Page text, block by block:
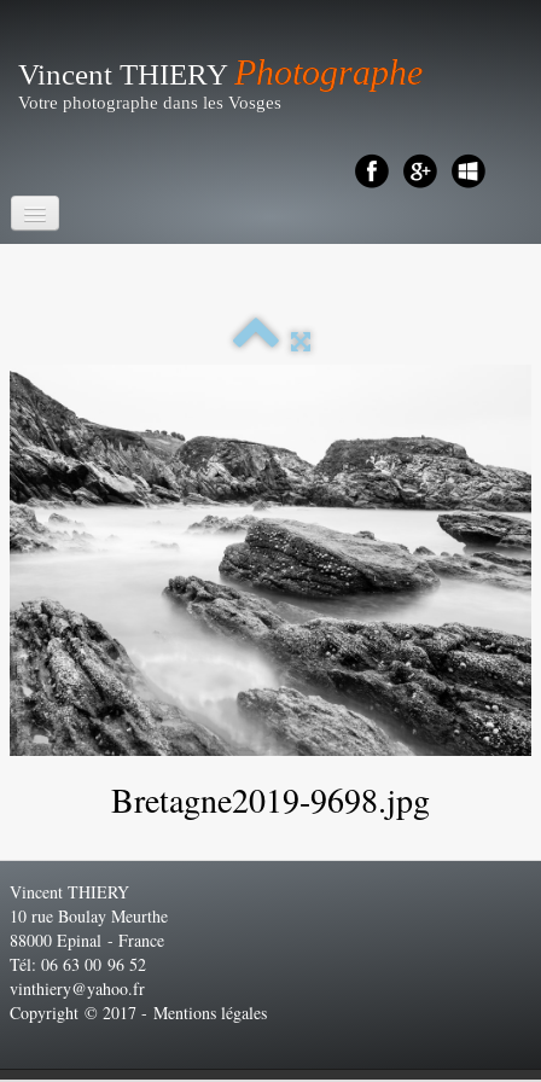
Vincent THIERY Photographe
Votre photographe dans les Vosges
Reportages
Business - Entreprises▼
Artistique
Bretagne2019-9698.jpg
Vincent THIERY
10 rue Boulay Meurthe
88000 Epinal - France
Tél: 06 63 00 96 52
vinthiery@yahoo.fr
Copyright © 2017 - Mentions légales